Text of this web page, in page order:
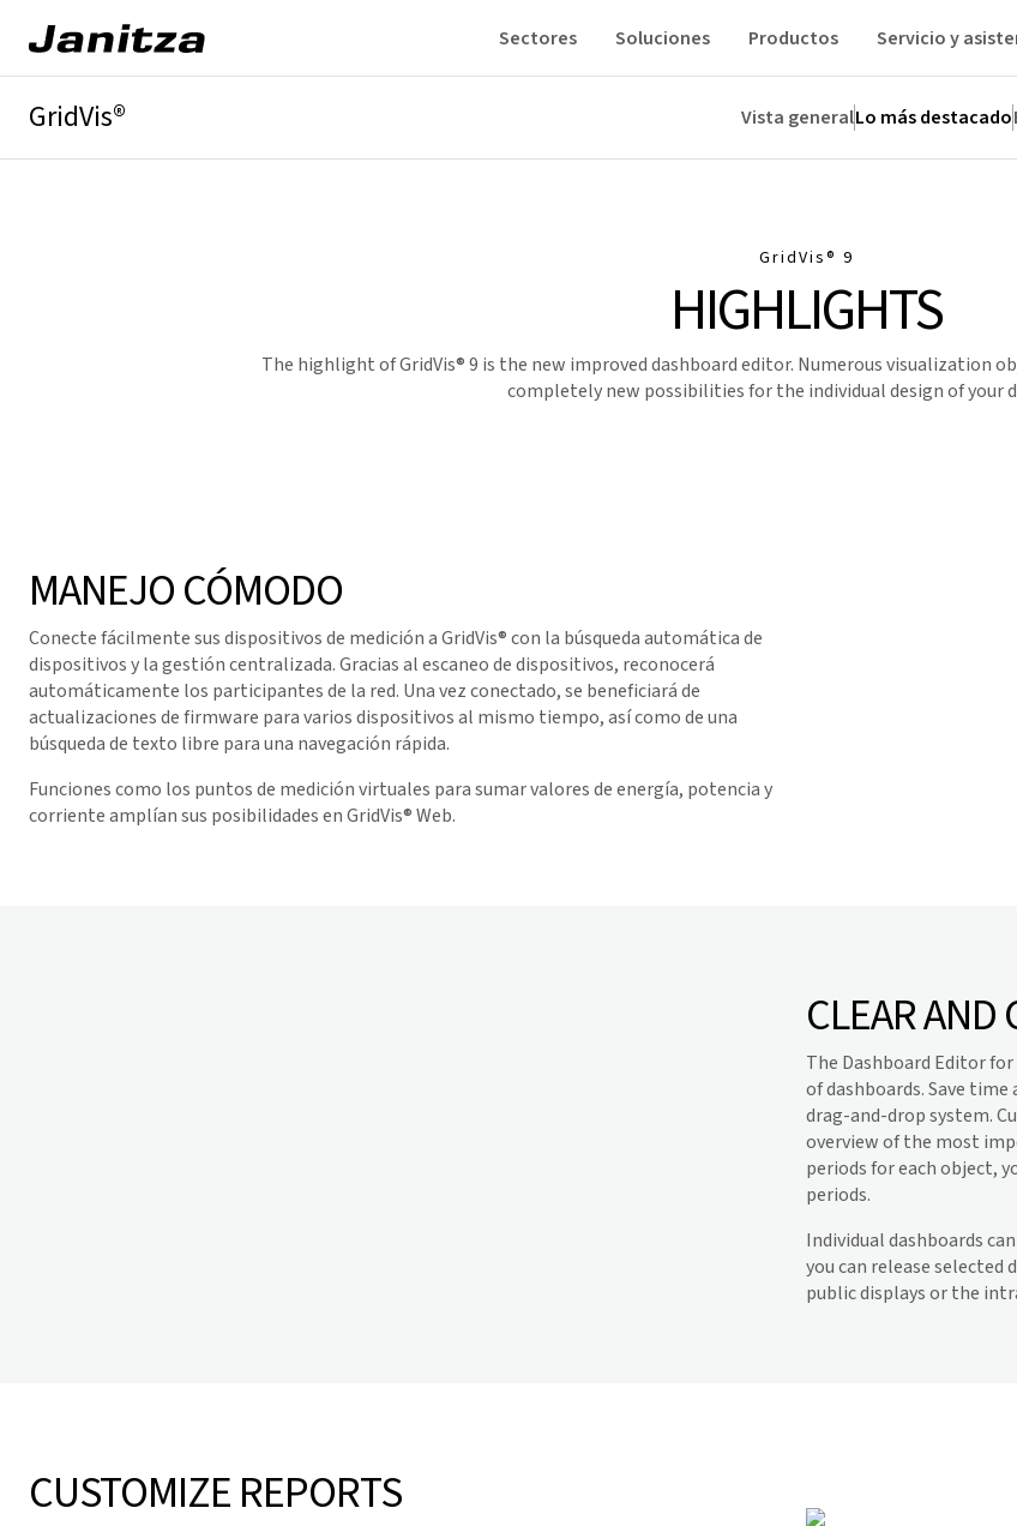
Sectores Soluciones Productos Servicio y
GridVis® Vista generalLo más destacado
GridVis® 9
HIGHLIGHTS
The highlight ofGridVis® 9 is the new improved dashboard editor. Numerous visualization
completely new possibilities for the individual design of your
MANEJO CÓMODO
Conecte fácilmente sus dispositivos de medición aGridVis® con la búsqueda automática de
dispositivos y la gestión centralizada. Gracias al escaneo de dispositivos, reconocerá
automáticamente los participantes de la red. Una vez conectado, se beneficiará de
actualizaciones de firmware para varios dispositivos al mismo tiempo, así como de una
búsqueda de texto libre para una navegación rápida.
Funciones como los puntos de medición virtuales para sumar valores de energía, potencia y
corriente amplían sus posibilidades enGridVis® Web.
CLEAR AND
The Dashboard Editor
of dashboards. Save
drag-and-drop system.
overview of the most
periods for each object,
periods.
Individual dashboards
you can release
public displays or the
CUSTOMIZE REPORTS